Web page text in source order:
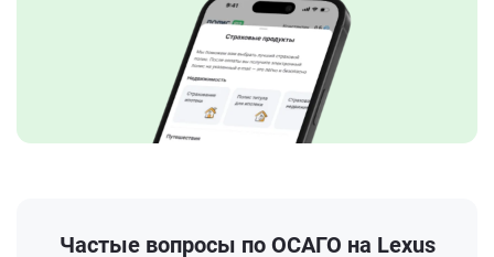
Частые вопросы по ОСАГО на Lexus